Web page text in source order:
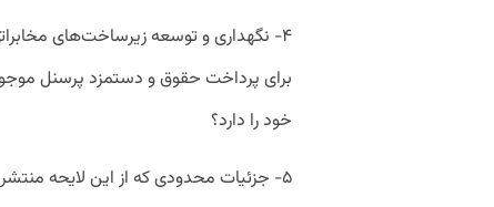
۴- نگهداری و توسعه زیرساخت‌های
برای پرداخت حقوق و دستمزد پرسنل
خود را دارد؟
۵- جزئیات محدودی که از این لایحه